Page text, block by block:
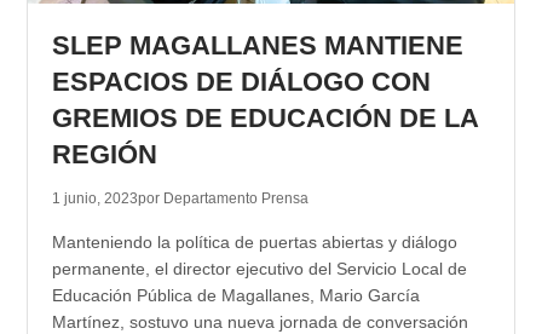
SLEP MAGALLANES MANTIENE
ESPACIOS DE DIÁLOGO CON
GREMIOS DE EDUCACIÓN DE LA
REGIÓN
1 junio, 2023por Departamento Prensa
Manteniendo la política de puertas abiertas y diálogo
permanente, el director ejecutivo del Servicio Local de
Educación Pública de Magallanes, Mario García
Martínez, sostuvo una nueva jornada de conversación